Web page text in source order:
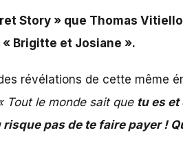
Story » que Thomas
Brigitte et Josiane ».
révélations de cette même
Tout le monde sait que tu es et
risque pas de te faire payer !